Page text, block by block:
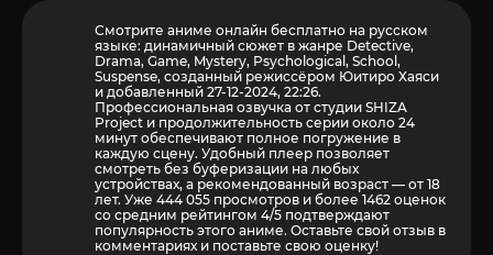
Смотрите аниме онлайн бесплатно на русском
языке: динамичный сюжет в жанре Detective,
Drama, Game, Mystery, Psychological, School,
Suspense, созданный режиссёром Юитиро Хаяси
и добавленный 27-12-2024, 22:26.
Профессиональная озвучка от студии SHIZA
Project и продолжительность серии около 24
минут обеспечивают полное погружение в
каждую сцену. Удобный плеер позволяет
смотреть без буферизации на любых
устройствах, а рекомендованный возраст — от 18
лет. Уже 444 055 просмотров и более 1462 оценок
со средним рейтингом 4/5 подтверждают
популярность этого аниме. Оставьте свой отзыв в
комментариях и поставьте свою оценку!